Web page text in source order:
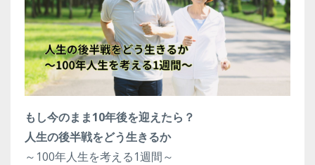
もし今のまま10年後を迎えたら？
人生の後半戦をどう生きるか
～100年人生を考える1週間～